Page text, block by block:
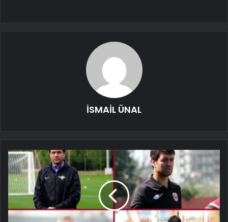
İSMAİL ÜNAL